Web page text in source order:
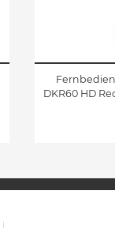
DKR60 HD